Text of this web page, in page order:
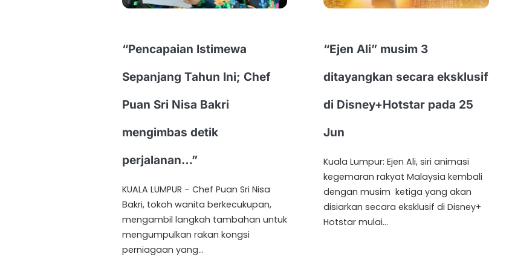
“Pencapaian Istimewa
Sepanjang Tahun Ini; Chef
Puan Sri Nisa Bakri
mengimbas detik
perjalanan…”
KUALA LUMPUR – Chef Puan Sri Nisa
Bakri, tokoh wanita berkecukupan,
mengambil langkah tambahan untuk
mengumpulkan rakan kongsi
perniagaan yang…
“Ejen Ali” musim 3
ditayangkan secara eksklusif
di Disney+Hotstar pada 25
Jun
Kuala Lumpur: Ejen Ali, siri animasi
kegemaran rakyat Malaysia kembali
dengan musim ketiga yang akan
disiarkan secara eksklusif di Disney+
Hotstar mulai…